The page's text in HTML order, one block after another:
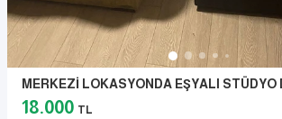
MERKEZİ LOKASYONDA EŞYALI STÜDYO
18.000 TL